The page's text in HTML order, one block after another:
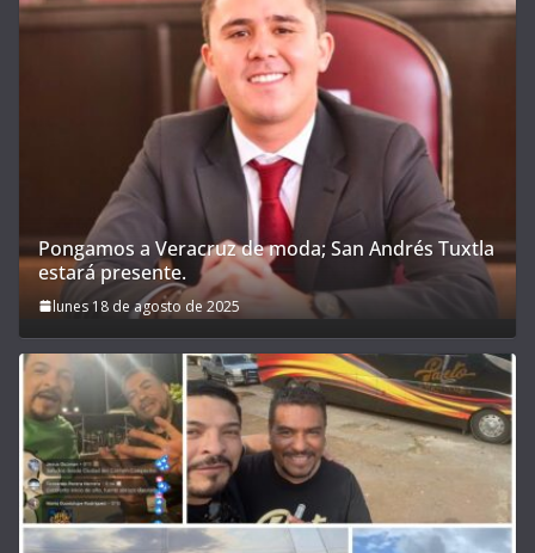
Pongamos a Veracruz de moda; San Andrés Tuxtla
estará presente.
lunes 18 de agosto de 2025